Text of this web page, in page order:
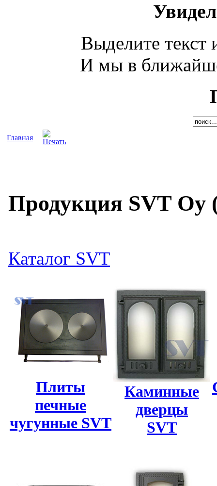
Выделите
И мы в
Главная
Продукция SVT
Каталог SVT
Плиты
печные
чугунные SVT
Каминные
дверцы
SVT